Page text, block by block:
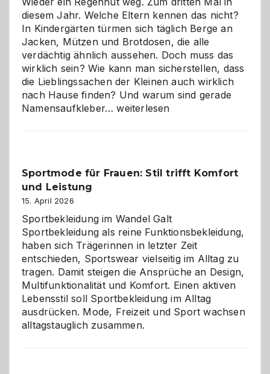
richtige
Wahl?
diesem Jahr. Welche Eltern kennen das nicht?
In Kindergärten türmen sich täglich Berge an
Jacken, Mützen und Brotdosen, die alle
verdächtig ähnlich aussehen. Doch muss das
wirklich sein? Wie kann man sicherstellen, dass
die Lieblingssachen der Kleinen auch wirklich
nach Hause finden? Und warum sind gerade
Namensaufkleber…Namensaufkleber
gegen
Chaos
weiterlesen
Sportmode für Frauen: Stil trifft Komfort
und Leistung
15. April 2026
Sportbekleidung im Wandel Galt
Sportbekleidung als reine Funktionsbekleidung,
haben sich Trägerinnen in letzter Zeit
entschieden, Sportswear vielseitig im Alltag zu
tragen. Damit steigen die Ansprüche an Design,
Multifunktionalität und Komfort. Einen aktiven
Lebensstil soll Sportbekleidung im Alltag
ausdrücken. Mode, Freizeit und Sport wachsen
alltagstauglich zusammen.